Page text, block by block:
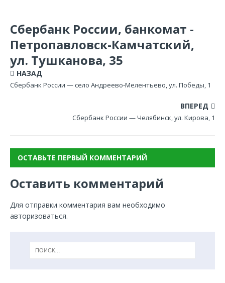
Сбербанк России, банкомат -
Петропавловск-Камчатский,
ул. Тушканова, 35
НАЗАД
Сбербанк России — село Андреево-Мелентьево, ул. Победы, 1
ВПЕРЕД
Сбербанк России — Челябинск, ул. Кирова, 1
ОСТАВЬТЕ ПЕРВЫЙ КОММЕНТАРИЙ
Оставить комментарий
Для отправки комментария вам необходимо
авторизоваться.